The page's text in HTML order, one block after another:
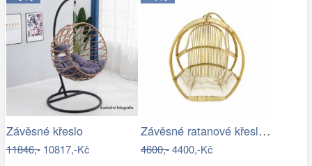
Závěsné křeslo
11846,-10817,-Kč
Závěsné ratanové křeslo GOLDIE - světlý…
4600,-4400,-Kč